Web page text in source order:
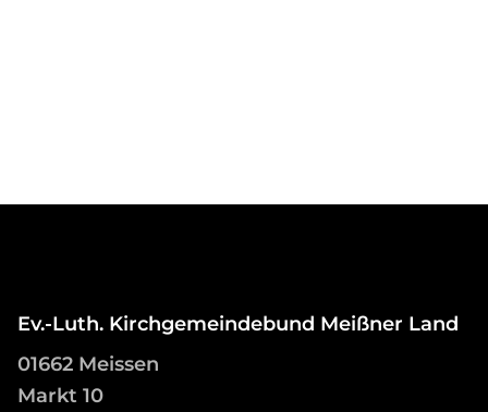
Ev.-Luth. Kirchgemeindebund Meißner Land
01662 Meissen
Markt 10